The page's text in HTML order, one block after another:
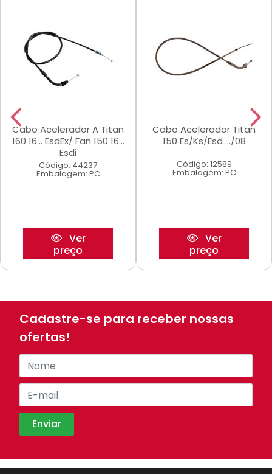
Cabo Acelerador A Titan
160 16... EsdEx/ Fan 150 16...
Esdi
Código: 44237
Embalagem: PC
Ver
preço
Cabo Acelerador Titan
150 Es/Ks/Esd .../08
Código: 12589
Embalagem: PC
Ver
preço
Cadastre-se para receber nossas
ofertas!